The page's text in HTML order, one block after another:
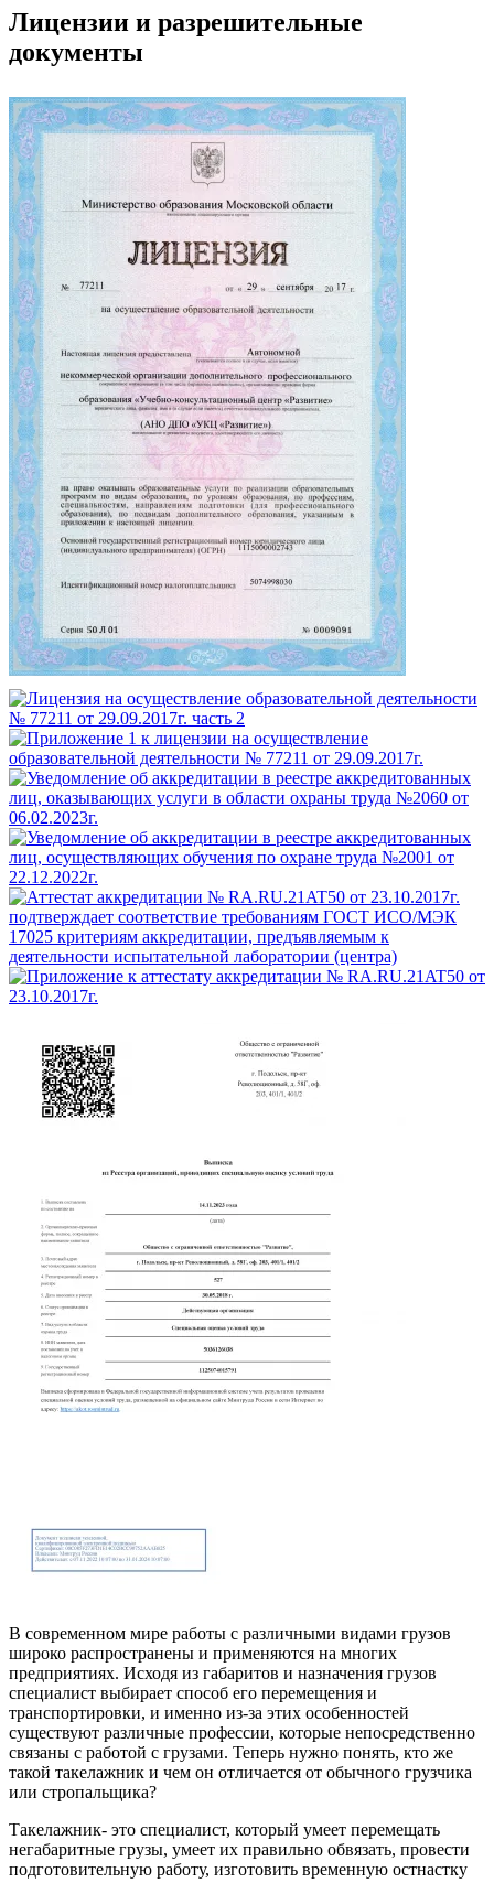
Лицензии и разрешительные
документы
В современном мире работы с различными видами грузов
широко распространены и применяются на многих
предприятиях. Исходя из габаритов и назначения грузов
специалист выбирает способ его перемещения и
транспортировки, и именно из-за этих особенностей
существуют различные профессии, которые непосредственно
связаны с работой с грузами. Теперь нужно понять, кто же
такой такелажник и чем он отличается от обычного грузчика
или стропальщика?
Такелажник- это специалист, который умеет перемещать
негабаритные грузы, умеет их правильно обвязать, провести
подготовительную работу, изготовить временную остнастку